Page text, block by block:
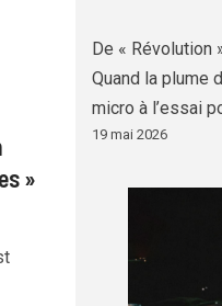
»
De « Révolution
Quand la plume
micro à l’essai
19 mai 2026